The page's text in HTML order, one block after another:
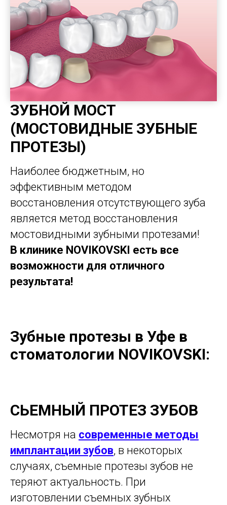
ЗУБНОЙ МОСТ
(МОСТОВИДНЫЕ ЗУБНЫЕ
ПРОТЕЗЫ)
Наиболее бюджетным, но
эффективным методом
восстановления отсутствующего зуба
является метод восстановления
мостовидными зубными протезами!
В клинике NOVIKOVSKI есть все
возможности для отличного
результата!
Зубные протезы в Уфе в
стоматологии NOVIKOVSKI:
СЬЕМНЫЙ ПРОТЕЗ ЗУБОВ
Несмотря на современные методы
имплантации зубов, в некоторых
случаях, съемные протезы зубов не
теряют актуальность. При
изготовлении съемных зубных